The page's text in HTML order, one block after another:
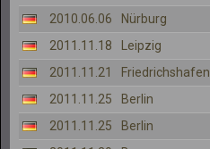
2010.06.06
Nürburg
2011.11.18
Leipzig
2011.11.21
Friedrichshafen
2011.11.25
Berlin
2011.11.25
Berlin